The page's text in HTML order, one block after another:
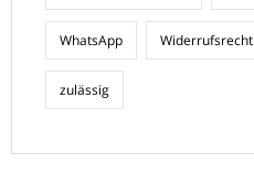
WhatsApp Widerrufsrecht
zulässig